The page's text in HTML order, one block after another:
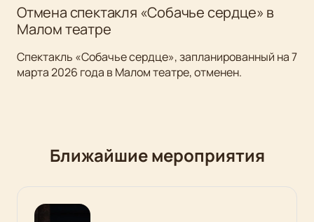
Отмена спектакля «Собачье сердце» в
Малом театре
Спектакль «Собачье сердце», запланированный на 7
марта 2026 года в Малом театре, отменен.
Ближайшие мероприятия